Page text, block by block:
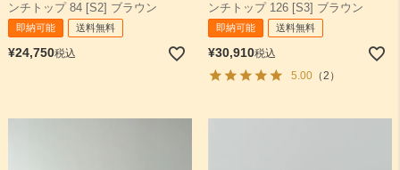
ンチトップ 84 [S2] ブラウン
即納可能 送料無料
¥24,750税込
ンチトップ 126 [S3] ブラウン
即納可能 送料無料
¥30,910税込
5.00（2）